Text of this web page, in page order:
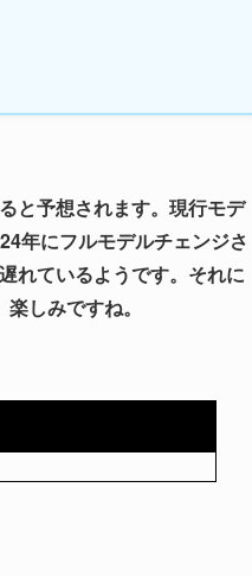
と予想されます。現行モデ
年にフルモデルチェンジさ
れているようです。それに
しみですね。